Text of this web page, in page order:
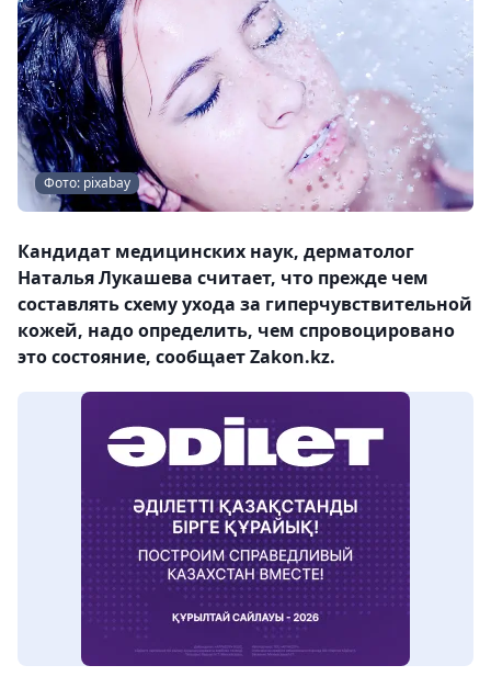
Фото: pixabay
Кандидат медицинских наук, дерматолог
Наталья Лукашева считает, что прежде чем
составлять схему ухода за гиперчувствительной
кожей, надо определить, чем спровоцировано
это состояние, сообщает Zakon.kz.